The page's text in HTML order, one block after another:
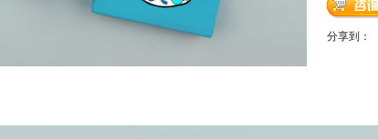
分享到：